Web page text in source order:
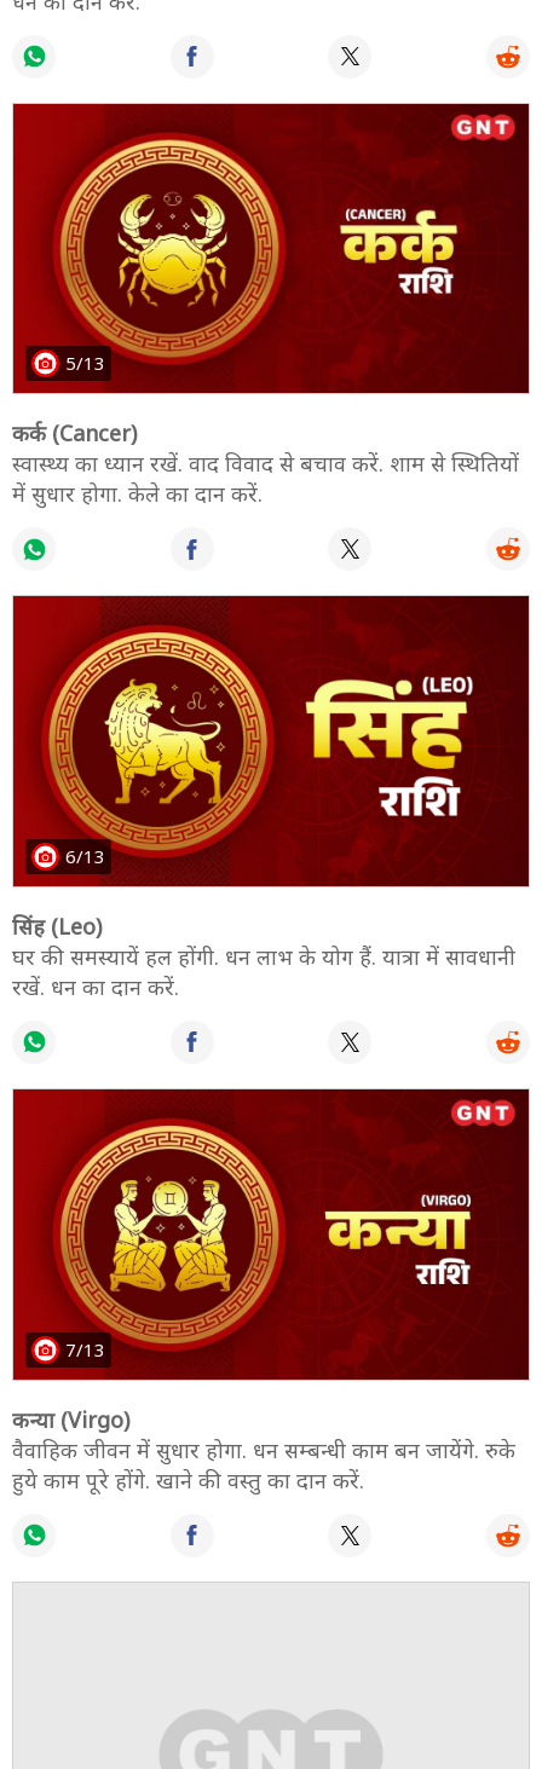
5/13
कर्क (Cancer)
स्वास्थ्य का ध्यान रखें. वाद विवाद से बचाव करें. शाम से स्थितियों
में सुधार होगा. केले का दान करें.
6/13
सिंह (Leo)
घर की समस्यायें हल होंगी. धन लाभ के योग हैं. यात्रा में सावधानी
रखें. धन का दान करें.
7/13
कन्या (Virgo)
वैवाहिक जीवन में सुधार होगा. धन सम्बन्धी काम बन जायेंगे. रुके
हुये काम पूरे होंगे. खाने की वस्तु का दान करें.